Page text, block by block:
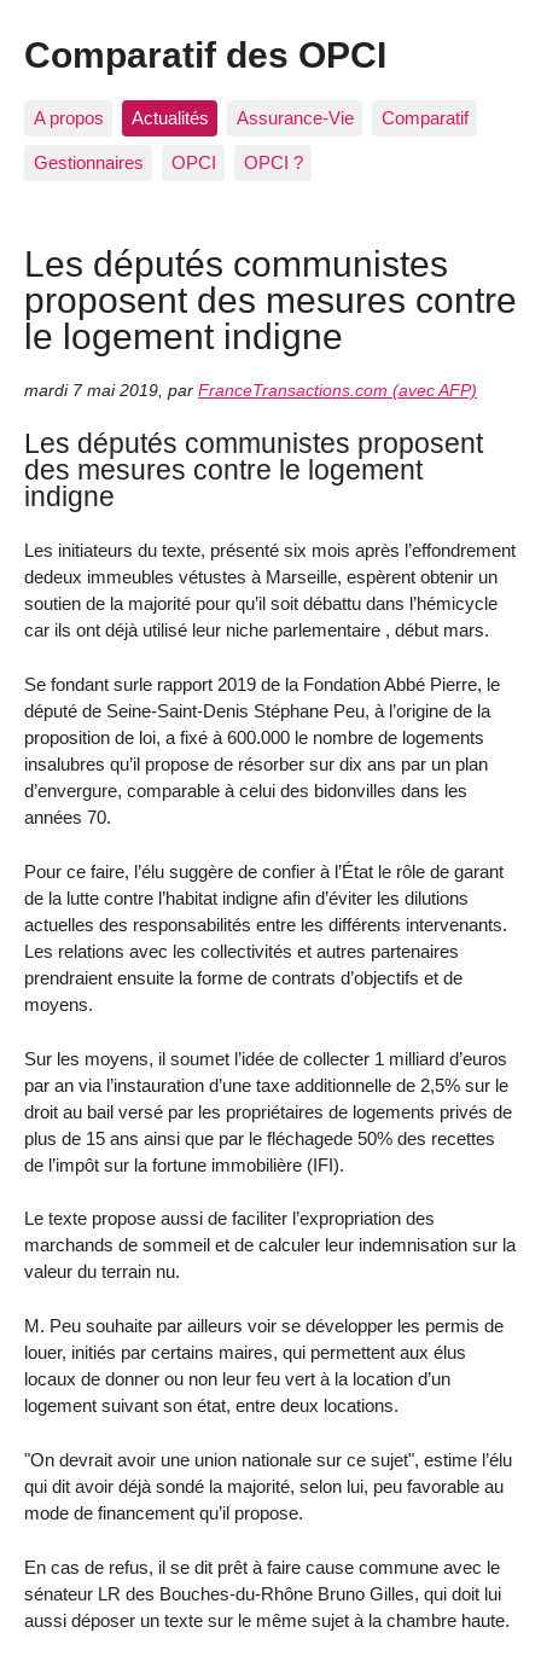
Comparatif des OPCI
A propos Actualités Assurance-Vie Comparatif
Gestionnaires OPCI OPCI ?
Les députés communistes
proposent des mesures contre
le logement indigne
mardi 7 mai 2019 par FranceTransactions.com (avec AFP)
Les députés communistes proposent
des mesures contre le logement
indigne
Les initiateurs du texte, présenté six mois après l’effondrement
dedeux immeubles vétustes à Marseille, espèrent obtenir un
soutien de la majorité pour qu’il soit débattu dans l’hémicycle
car ils ont déjà utilisé leur niche parlementaire , début mars.
Se fondant surle rapport 2019 de la Fondation Abbé Pierre, le
député de Seine-Saint-Denis Stéphane Peu, à l’origine de la
proposition de loi, a fixé à 600.000 le nombre de logements
insalubres qu’il propose de résorber sur dix ans par un plan
d’envergure, comparable à celui des bidonvilles dans les
années 70.
Pour ce faire, l’élu suggère de confier à l’État le rôle de garant
de la lutte contre l’habitat indigne afin d’éviter les dilutions
actuelles des responsabilités entre les différents intervenants.
Les relations avec les collectivités et autres partenaires
prendraient ensuite la forme de contrats d’objectifs et de
moyens.
Sur les moyens, il soumet l’idée de collecter 1 milliard d’euros
par an via l’instauration d’une taxe additionnelle de 2,5% sur le
droit au bail versé par les propriétaires de logements privés de
plus de 15 ans ainsi que par le fléchagede 50% des recettes
de l’impôt sur la fortune immobilière (IFI).
Le texte propose aussi de faciliter l’expropriation des
marchands de sommeil et de calculer leur indemnisation sur la
valeur du terrain nu.
M. Peu souhaite par ailleurs voir se développer les permis de
louer, initiés par certains maires, qui permettent aux élus
locaux de donner ou non leur feu vert à la location d’un
logement suivant son état, entre deux locations.
"On devrait avoir une union nationale sur ce sujet", estime l’élu
qui dit avoir déjà sondé la majorité, selon lui, peu favorable au
mode de financement qu’il propose.
En cas de refus, il se dit prêt à faire cause commune avec le
sénateur LR des Bouches-du-Rhône Bruno Gilles, qui doit lui
aussi déposer un texte sur le même sujet à la chambre haute.